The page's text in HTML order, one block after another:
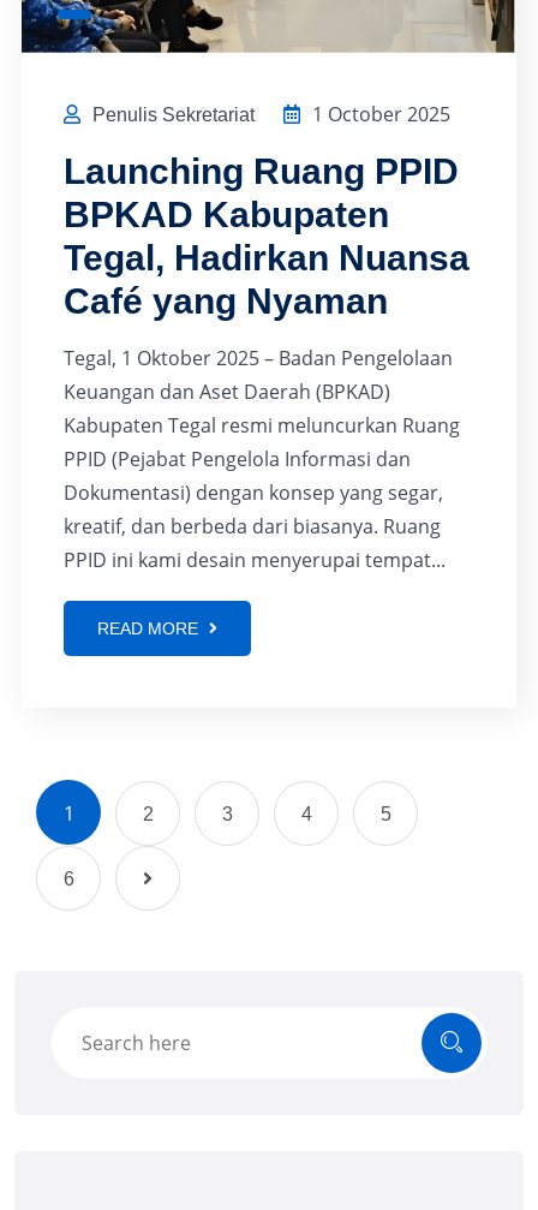
Penulis Sekretariat 1 October 2025
Launching Ruang PPID
BPKAD Kabupaten
Tegal, Hadirkan Nuansa
Café yang Nyaman
Tegal, 1 Oktober 2025 – Badan Pengelolaan
Keuangan dan Aset Daerah (BPKAD)
Kabupaten Tegal resmi meluncurkan Ruang
PPID (Pejabat Pengelola Informasi dan
Dokumentasi) dengan konsep yang segar,
kreatif, dan berbeda dari biasanya. Ruang
PPID ini kami desain menyerupai tempat...
READ MORE
1 2 3 4 5
6